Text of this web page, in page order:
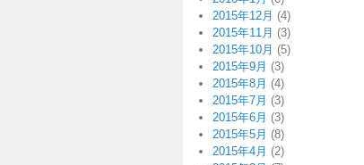
2015年12月 (4)
2015年11月 (3)
2015年10月 (5)
2015年9月 (3)
2015年8月 (4)
2015年7月 (3)
2015年6月 (3)
2015年5月 (8)
2015年4月 (2)